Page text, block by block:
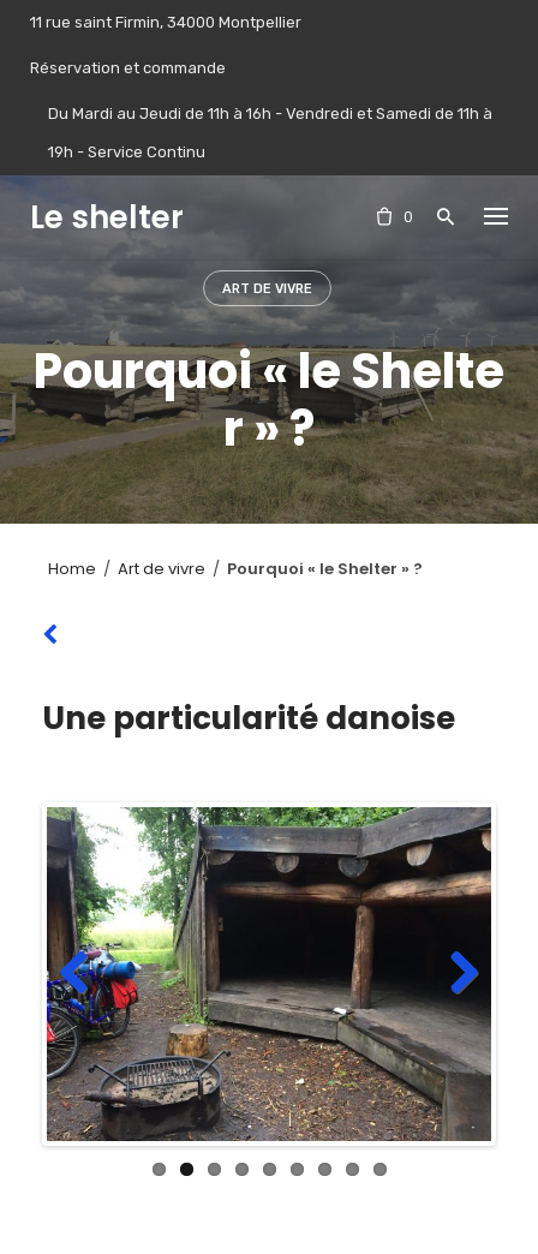
content
11 rue saint Firmin, 34000 Montpellier
Réservation et commande
Du Mardi au Jeudi de 11h à 16h - Vendredi et Samedi de 11h à
19h - Service Continu
Le shelter 0
ART DE VIVRE
Pourquoi « le Shelte
r » ?
Home / Art de vivre / Pourquoi « le Shelter » ?
Une particularité danoise
Previ
ous
Next